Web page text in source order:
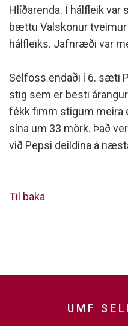
Hlíðarenda. Í hálfleik var
bættu Valskonur
hálfleiks. Jafnræði var
Selfoss endaði í 6. sæti
stig sem er besti
fékk fimm stigum meira
sína um 33 mörk. Það
við Pepsi deildina á
Til baka
UMF